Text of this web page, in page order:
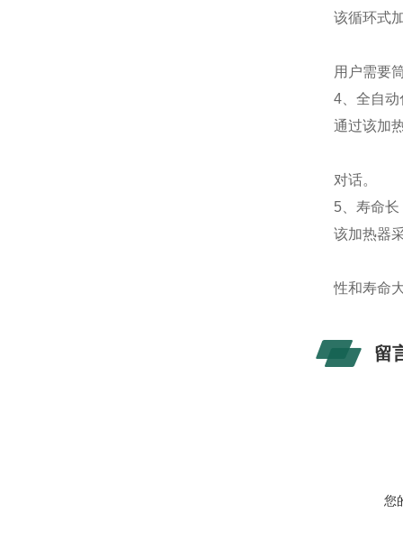
该循环式
用户需要
4、全自
通过该加
对话。
5、寿命
该加热器
性和寿命
留
您